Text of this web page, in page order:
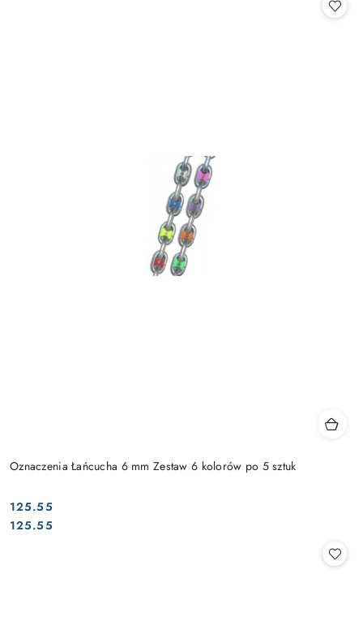
Oznaczenia Łańcucha 6 mm Zestaw 6 kolorów po 5 sztuk
Cena:
125.55
Cena:
125.55